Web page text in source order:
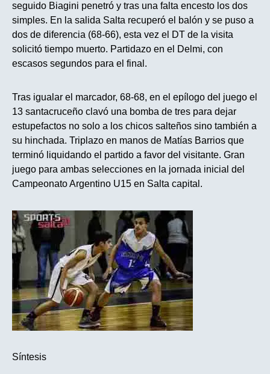
seguido Biagini penetró y tras una falta encesto los dos
simples. En la salida Salta recuperó el balón y se puso a
dos de diferencia (68-66), esta vez el DT de la visita
solicitó tiempo muerto. Partidazo en el Delmi, con
escasos segundos para el final.
Tras igualar el marcador, 68-68, en el epílogo del juego el
13 santacruceño clavó una bomba de tres para dejar
estupefactos no solo a los chicos salteños sino también a
su hinchada. Triplazo en manos de Matías Barrios que
terminó liquidando el partido a favor del visitante. Gran
juego para ambas selecciones en la jornada inicial del
Campeonato Argentino U15 en Salta capital.
Síntesis